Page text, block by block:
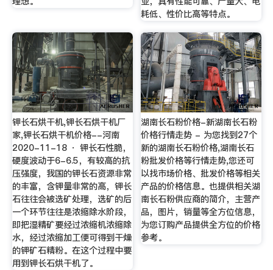
耗低、性价比高等特点。
钾长石烘干机,钾长石烘干机厂
家,钾长石烘干机价格--河南
2020-11-18 · 钾长石性脆，
硬度波动于6-6.5，有较高的抗
压强度，我国的钾长石资源非常
的丰富，含钾量非常的高，钾长
石往往会被选矿处理，选矿的后
一个环节往往是浓缩除水阶段，
即把湿精矿要经过浓缩机浓缩除
水，经过浓缩加工便可得到干燥
的钾矿石精粉。在这个过程中要
用到钾长石烘干机了。
湖南长石粉价格-新湖南长石粉
价格行情走势 - 为您找到27个
新的湖南长石粉价格,湖南长石
粉批发价格等行情走势,您还可
以找市场价格、批发价格等相关
产品的价格信息。也提供相关湖
南长石粉供应商的简介，主营产
品，图片，销量等全方位信息，
为您订购产品提供全方位的价格
参考。